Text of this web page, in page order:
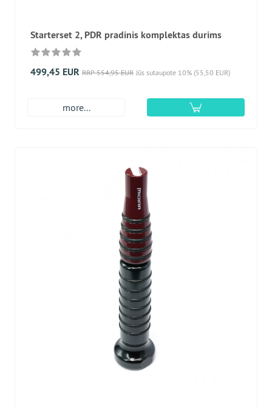
Starterset 2, PDR pradinis komplektas durims
499,45 EUR RRP 554,95 EUR Jūs sutaupote 10% (55,50 EUR)
more...